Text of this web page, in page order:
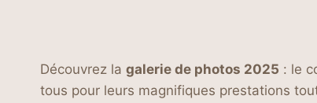
Découvrez la galerie de photos 2025 : le
tous pour leurs magnifiques prestations